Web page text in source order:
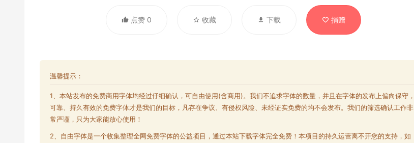
点赞 0 收藏 下载 捐赠
温馨提示：
1、本站发布的免费商用字体均经过仔细确认，可自由使用(含商用)。我们不追求字体的数量，并且在字体的发布上偏向保守，
可靠、持久有效的免费字体才是我们的目标，凡存在争议、有侵权风险、未经证实免费的均不会发布。我们的筛选确认工作非
常严谨，只为大家能放心使用！
2、自由字体是一个收集整理全网免费字体的公益项目，通过本站下载字体完全免费！本项目的持久运营离不开您的支持，如